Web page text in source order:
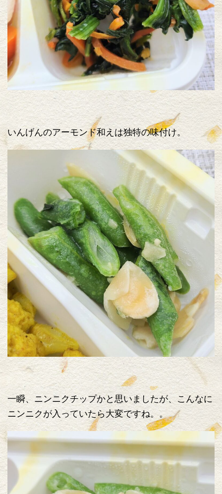
いんげんのアーモンド和えは独特の味付け。
一瞬、ニンニクチップかと思いましたが、こんなに
ニンニクが入っていたら大変ですね。。